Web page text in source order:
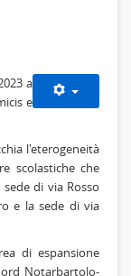
a
e
l'eterogeneità
scolastiche che
di via Rosso
e la sede di via
di espansione
Notarbartolo-